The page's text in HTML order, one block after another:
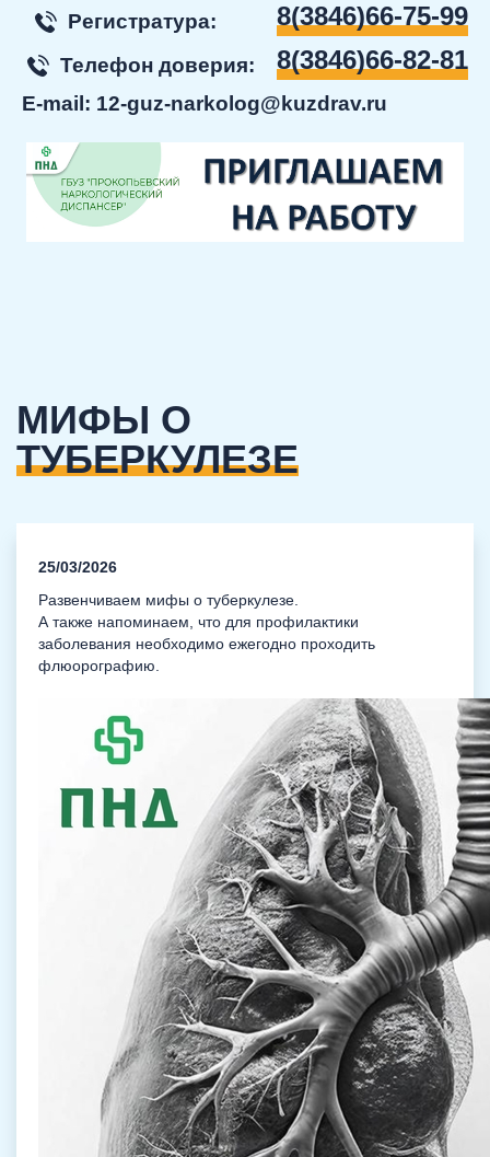
Регистратура: 8(3846)66-75-99
Телефон доверия: 8(3846)66-82-81
E-mail: 12-guz-narkolog@kuzdrav.ru
МИФЫ О
ТУБЕРКУЛЕЗЕ
25/03/2026
Развенчиваем мифы о туберкулезе.
А также напоминаем, что для профилактики
заболевания необходимо ежегодно проходить
флюорографию.